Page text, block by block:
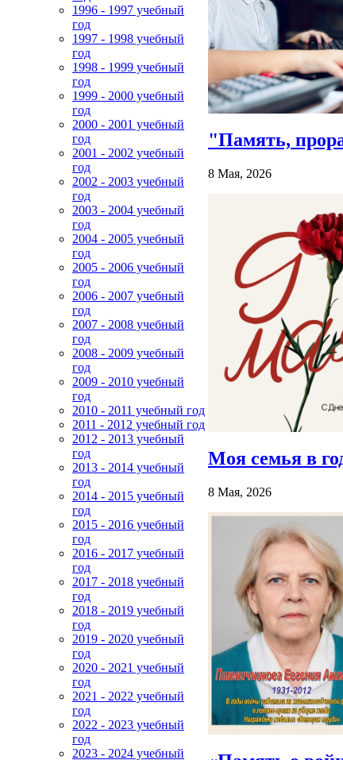
1996 - 1997 учебный
год
1997 - 1998 учебный
год
1998 - 1999 учебный
год
1999 - 2000 учебный
год
2000 - 2001 учебный
год
2001 - 2002 учебный
год
2002 - 2003 учебный
год
2003 - 2004 учебный
год
2004 - 2005 учебный
год
2005 - 2006 учебный
год
2006 - 2007 учебный
год
2007 - 2008 учебный
год
2008 - 2009 учебный
год
2009 - 2010 учебный
год
2010 - 2011 учебный год
2011 - 2012 учебный год
2012 - 2013 учебный
год
2013 - 2014 учебный
год
2014 - 2015 учебный
год
2015 - 2016 учебный
год
2016 - 2017 учебный
год
2017 - 2018 учебный
год
2018 - 2019 учебный
год
2019 - 2020 учебный
год
2020 - 2021 учебный
год
2021 - 2022 учебный
год
2022 - 2023 учебный
год
2023 - 2024 учебный
"Память,
8 Мая, 2026
Моя семья в
8 Мая, 2026